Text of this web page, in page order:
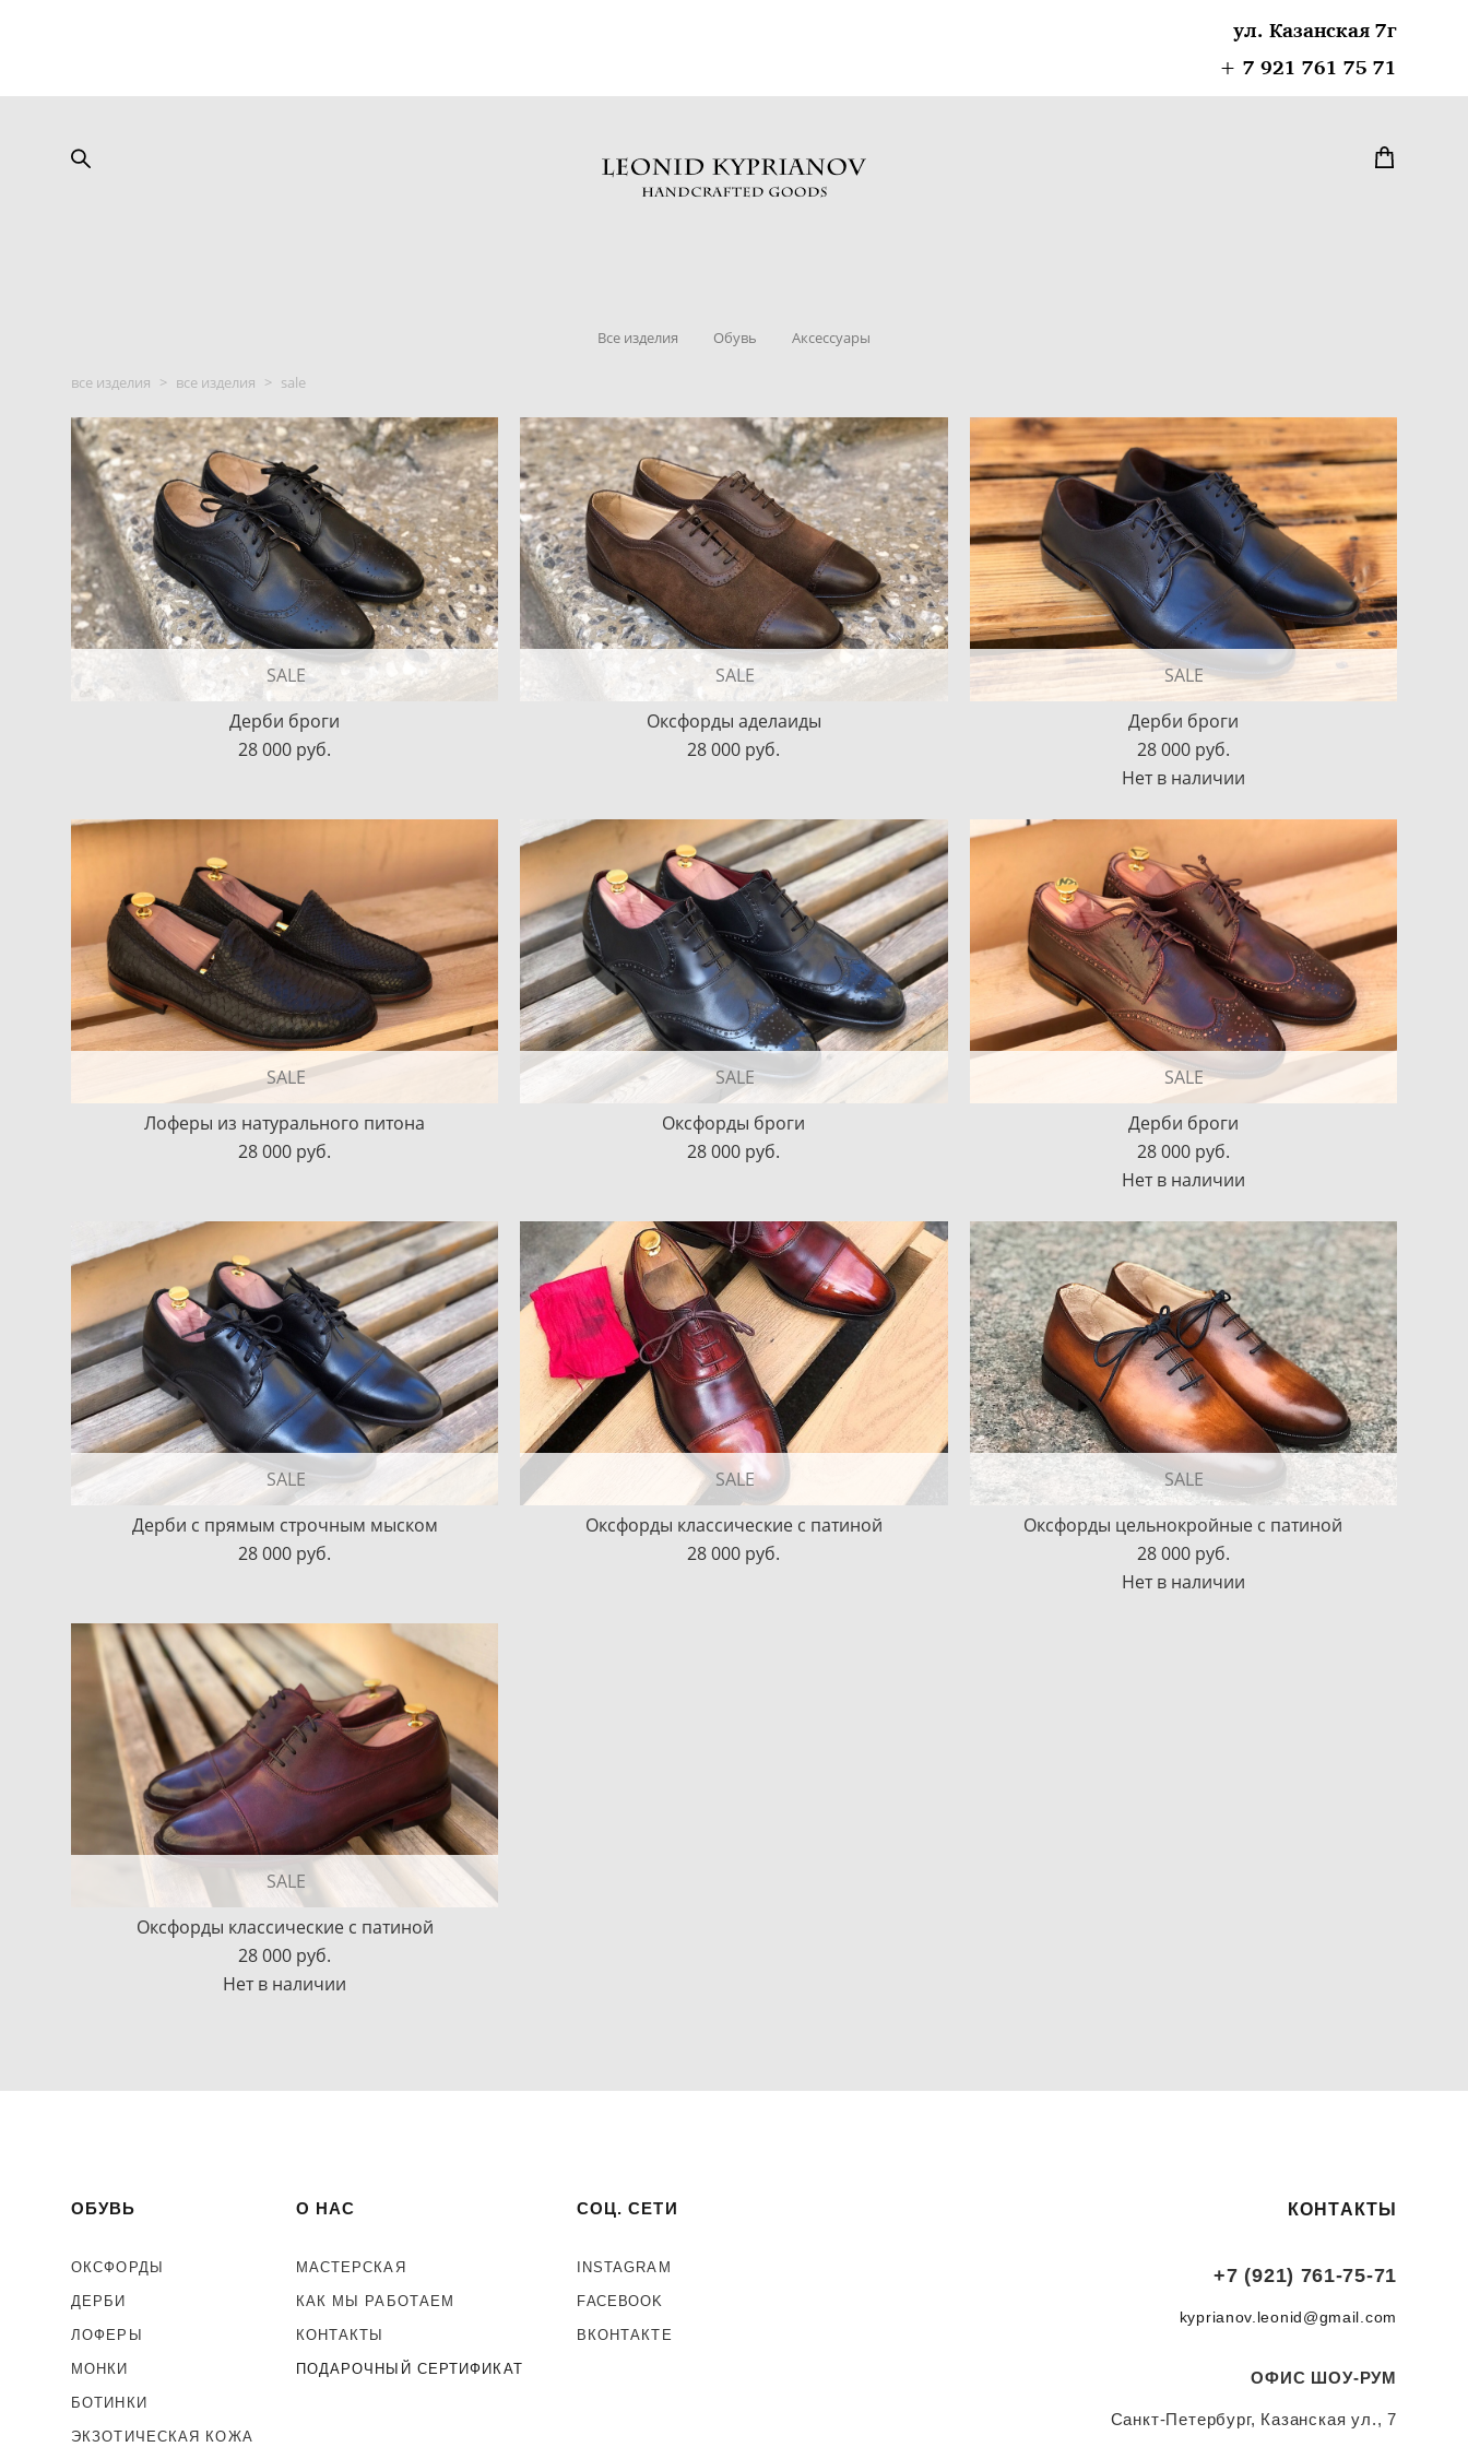
ул. Казанская 7г
+ 7 921 761 75 71
Все изделия Обувь Аксессуары
все изделия > все изделия > sale
SALE
Дерби броги
28 000 pуб.
SALE
Оксфорды аделаиды
28 000 pуб.
SALE
Дерби броги
28 000 pуб.
Нет в наличии
SALE
Лоферы из натурального питона
28 000 pуб.
SALE
Оксфорды броги
28 000 pуб.
SALE
Дерби броги
28 000 pуб.
Нет в наличии
SALE
Дерби с прямым строчным мыском
28 000 pуб.
SALE
Оксфорды классические с патиной
28 000 pуб.
SALE
Оксфорды цельнокройные с патиной
28 000 pуб.
Нет в наличии
SALE
Оксфорды классические с патиной
28 000 pуб.
Нет в наличии
ОБУВЬ
ОКСФОРДЫ
ДЕРБИ
ЛОФЕРЫ
МОНКИ
БОТИНКИ
ЭКЗОТИЧЕСКАЯ КОЖА
О НАС
МАСТЕРСКАЯ
КАК МЫ РАБОТАЕМ
КОНТАКТЫ
ПОДАРОЧНЫЙ СЕРТИФИКАТ
СОЦ. СЕТИ
INSTAGRAM
FACEBOOK
ВКОНТАКТЕ
КОНТАКТЫ
+7 (921) 761-75-71
kyprianov.leonid@gmail.com
ОФИС ШОУ-РУМ
Санкт-Петербург, Казанская ул., 7